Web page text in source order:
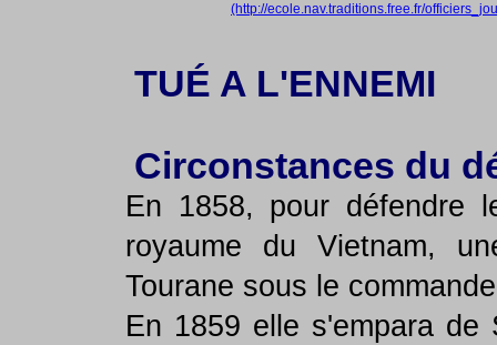
(http://ecole.nav.traditions.free.fr/
TUÉ A L'ENNEMI
Circonstances du
En 1858, pour défendre
royaume du Vietnam,
Tourane sous le
En 1859 elle s'empara